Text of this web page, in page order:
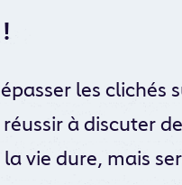
les clichés
à discuter
la vie dure, mais